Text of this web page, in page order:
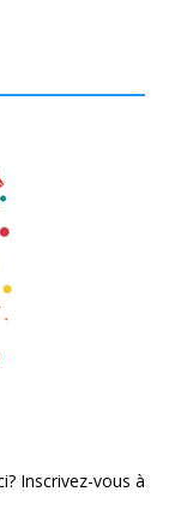
Inscrivez-vous à